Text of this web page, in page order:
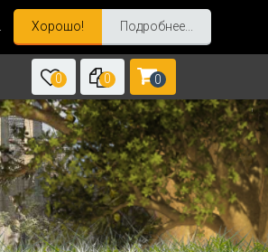
Хорошо! Подробнее...
0 0 0